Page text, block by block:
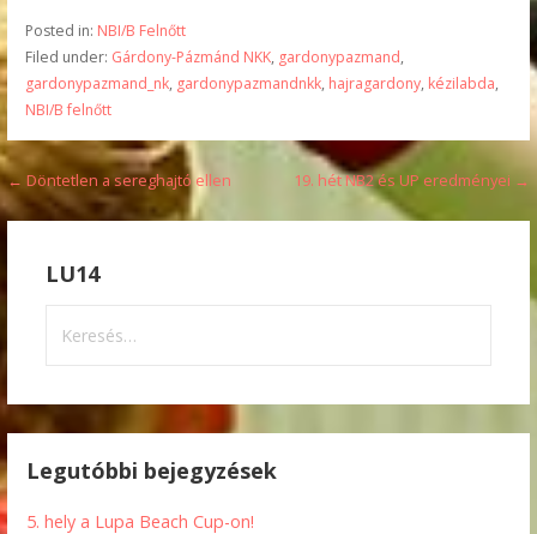
Posted in: NBI/B Felnőtt
Filed under: Gárdony-Pázmánd NKK, gardonypazmand,
gardonypazmand_nk, gardonypazmandnkk, hajragardony, kézilabda,
NBI/B felnőtt
Bejegyzés
navigáció
← Döntetlen a sereghajtó ellen 19. hét NB2 és UP eredményei →
LU14
Legutóbbi bejegyzések
5. hely a Lupa Beach Cup-on!